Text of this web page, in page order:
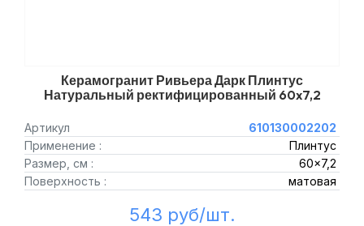
Керамогранит Ривьера Дарк Плинтус
Натуральный ректифицированный 60x7,2
Артикул
610130002202
Применение :
Плинтус
Размер, см :
60x7,2
Поверхность :
матовая
543 руб/шт.